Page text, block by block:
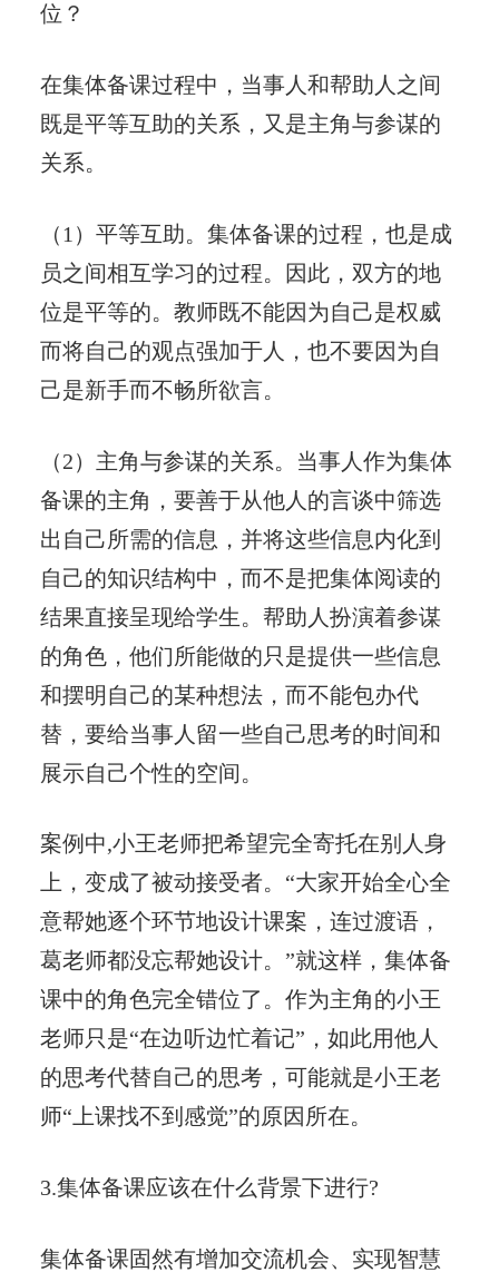
位？
在集体备课过程中，当事人和帮助人之间
既是平等互助的关系，又是主角与参谋的
关系。
（1）平等互助。集体备课的过程，也是成
员之间相互学习的过程。因此，双方的地
位是平等的。教师既不能因为自己是权威
而将自己的观点强加于人，也不要因为自
己是新手而不畅所欲言。
（2）主角与参谋的关系。当事人作为集体
备课的主角，要善于从他人的言谈中筛选
出自己所需的信息，并将这些信息内化到
自己的知识结构中，而不是把集体阅读的
结果直接呈现给学生。帮助人扮演着参谋
的角色，他们所能做的只是提供一些信息
和摆明自己的某种想法，而不能包办代
替，要给当事人留一些自己思考的时间和
展示自己个性的空间。
案例中,小王老师把希望完全寄托在别人身
上，变成了被动接受者。“大家开始全心全
意帮她逐个环节地设计课案，连过渡语，
葛老师都没忘帮她设计。”就这样，集体备
课中的角色完全错位了。作为主角的小王
老师只是“在边听边忙着记”，如此用他人
的思考代替自己的思考，可能就是小王老
师“上课找不到感觉”的原因所在。
3.集体备课应该在什么背景下进行?
集体备课固然有增加交流机会、实现智慧